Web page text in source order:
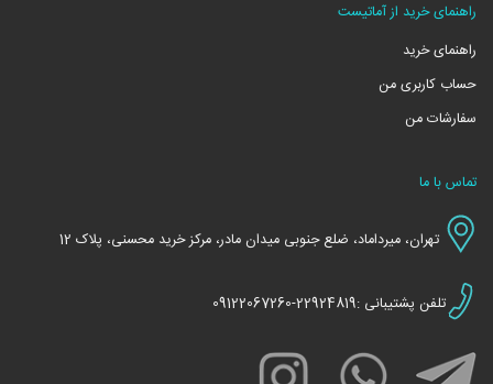
راهنمای خرید از آماتیست
راهنمای خرید
حساب کاربری من
سفارشات من
تماس با ما
تهران، میرداماد، ضلع جنوبی میدان مادر، مرکز خرید محسنی، پلاک 12
تلفن پشتیبانی :22924819-09122067260